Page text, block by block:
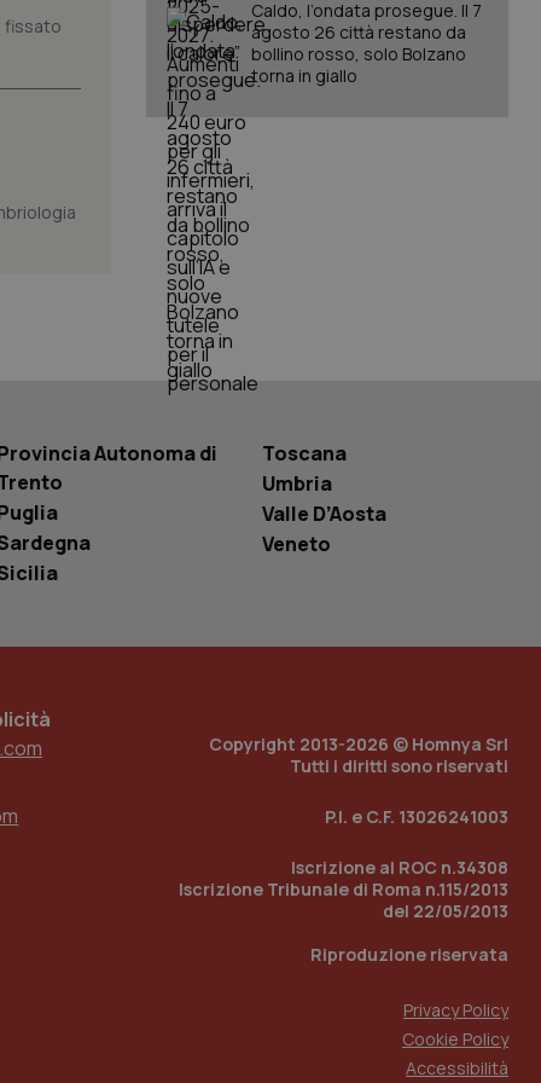
fissato
Caldo, l’ondata prosegue. Il 7
agosto 26 città restano da
bollino rosso, solo Bolzano
torna in giallo
Autonoma di
Toscana
Umbria
Valle D’Aosta
Veneto
Copyright 2013-2026 © Homnya Srl
Tutti i diritti sono riservati
P.I. e C.F. 13026241003
Iscrizione al ROC n.34308
Iscrizione Tribunale di Roma n.115/2013
del 22/05/2013
Riproduzione riservata
Privacy Policy
Cookie Policy
Accessibilità
per
per
al visitatore.
sul
variabili di
numero
in cui viene
il sito, ma un
di accesso per
traccia
del sito web sta
di